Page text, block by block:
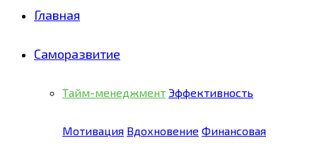
Главная
Саморазвитие
Тайм-менеджмент Эффективность
Мотивация Вдохновение Финансовая